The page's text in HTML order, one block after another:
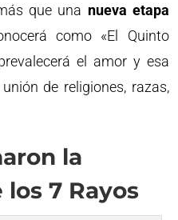
que una nueva etapa
como «El Quinto
el amor y esa
de religiones, razas,
la
7 Rayos